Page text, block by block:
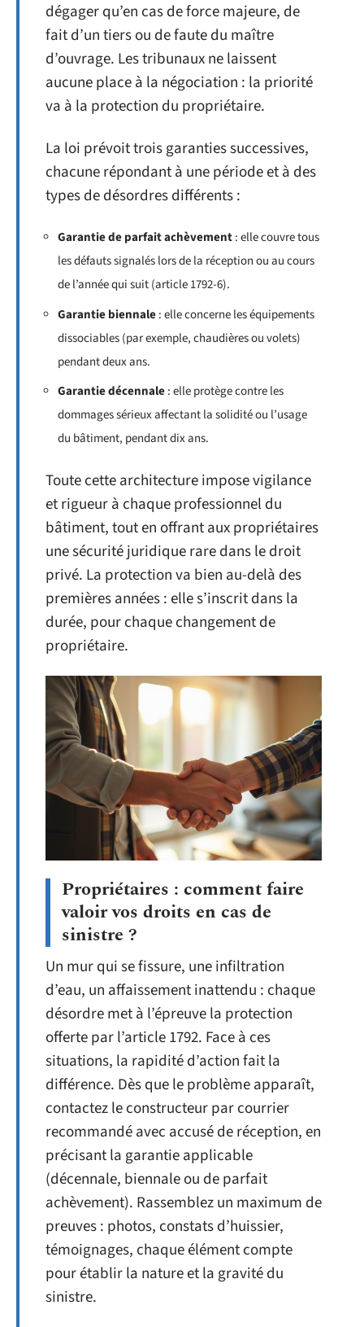
dégager qu’en cas de force majeure, de
fait d’un tiers ou de faute du maître
d’ouvrage. Les tribunaux ne laissent
aucune place à la négociation : la priorité
va à la protection du propriétaire.
La loi prévoit trois garanties successives,
chacune répondant à une période et à des
types de désordres différents :
Garantie de parfait achèvement: elle couvre tous
les défauts signalés lors de la réception ou au cours
de l’année qui suit (article 1792-6).
Garantie biennale: elle concerne les équipements
dissociables (par exemple, chaudières ou volets)
pendant deux ans.
Garantie décennale: elle protège contre les
dommages sérieux affectant la solidité ou l’usage
du bâtiment, pendant dix ans.
Toute cette architecture impose vigilance
et rigueur à chaque professionnel du
bâtiment, tout en offrant aux propriétaires
une sécurité juridique rare dans le droit
privé. La protection va bien au-delà des
premières années : elle s’inscrit dans la
durée, pour chaque changement de
propriétaire.
Propriétaires : comment faire
valoir vos droits en cas de
sinistre ?
Un mur qui se fissure, une infiltration
d’eau, un affaissement inattendu : chaque
désordre met à l’épreuve la protection
offerte par l’article 1792. Face à ces
situations, la rapidité d’action fait la
différence. Dès que le problème apparaît,
contactez le constructeur par courrier
recommandé avec accusé de réception, en
précisant la garantie applicable
(décennale, biennale ou de parfait
achèvement). Rassemblez un maximum de
preuves : photos, constats d’huissier,
témoignages, chaque élément compte
pour établir la nature et la gravité du
sinistre.